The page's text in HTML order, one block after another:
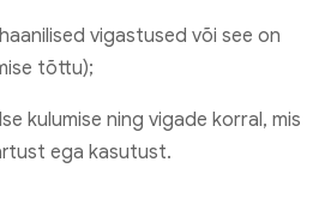
vigastused või see on
tõttu);
kulumise ning vigade korral, mis
ega kasutust.